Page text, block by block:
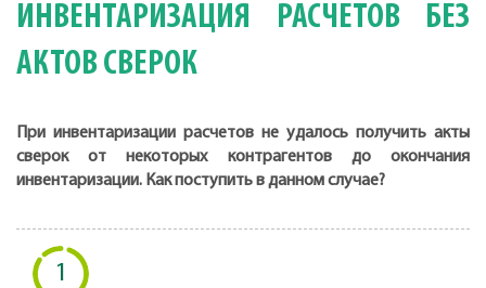
ИНВЕНТАРИЗАЦИЯ РАСЧЕТОВ БЕЗ
АКТОВ СВЕРОК
При инвентаризации расчетов не удалось получить акты
сверок от некоторых контрагентов до окончания
инвентаризации. Как поступить в данном случае?
1